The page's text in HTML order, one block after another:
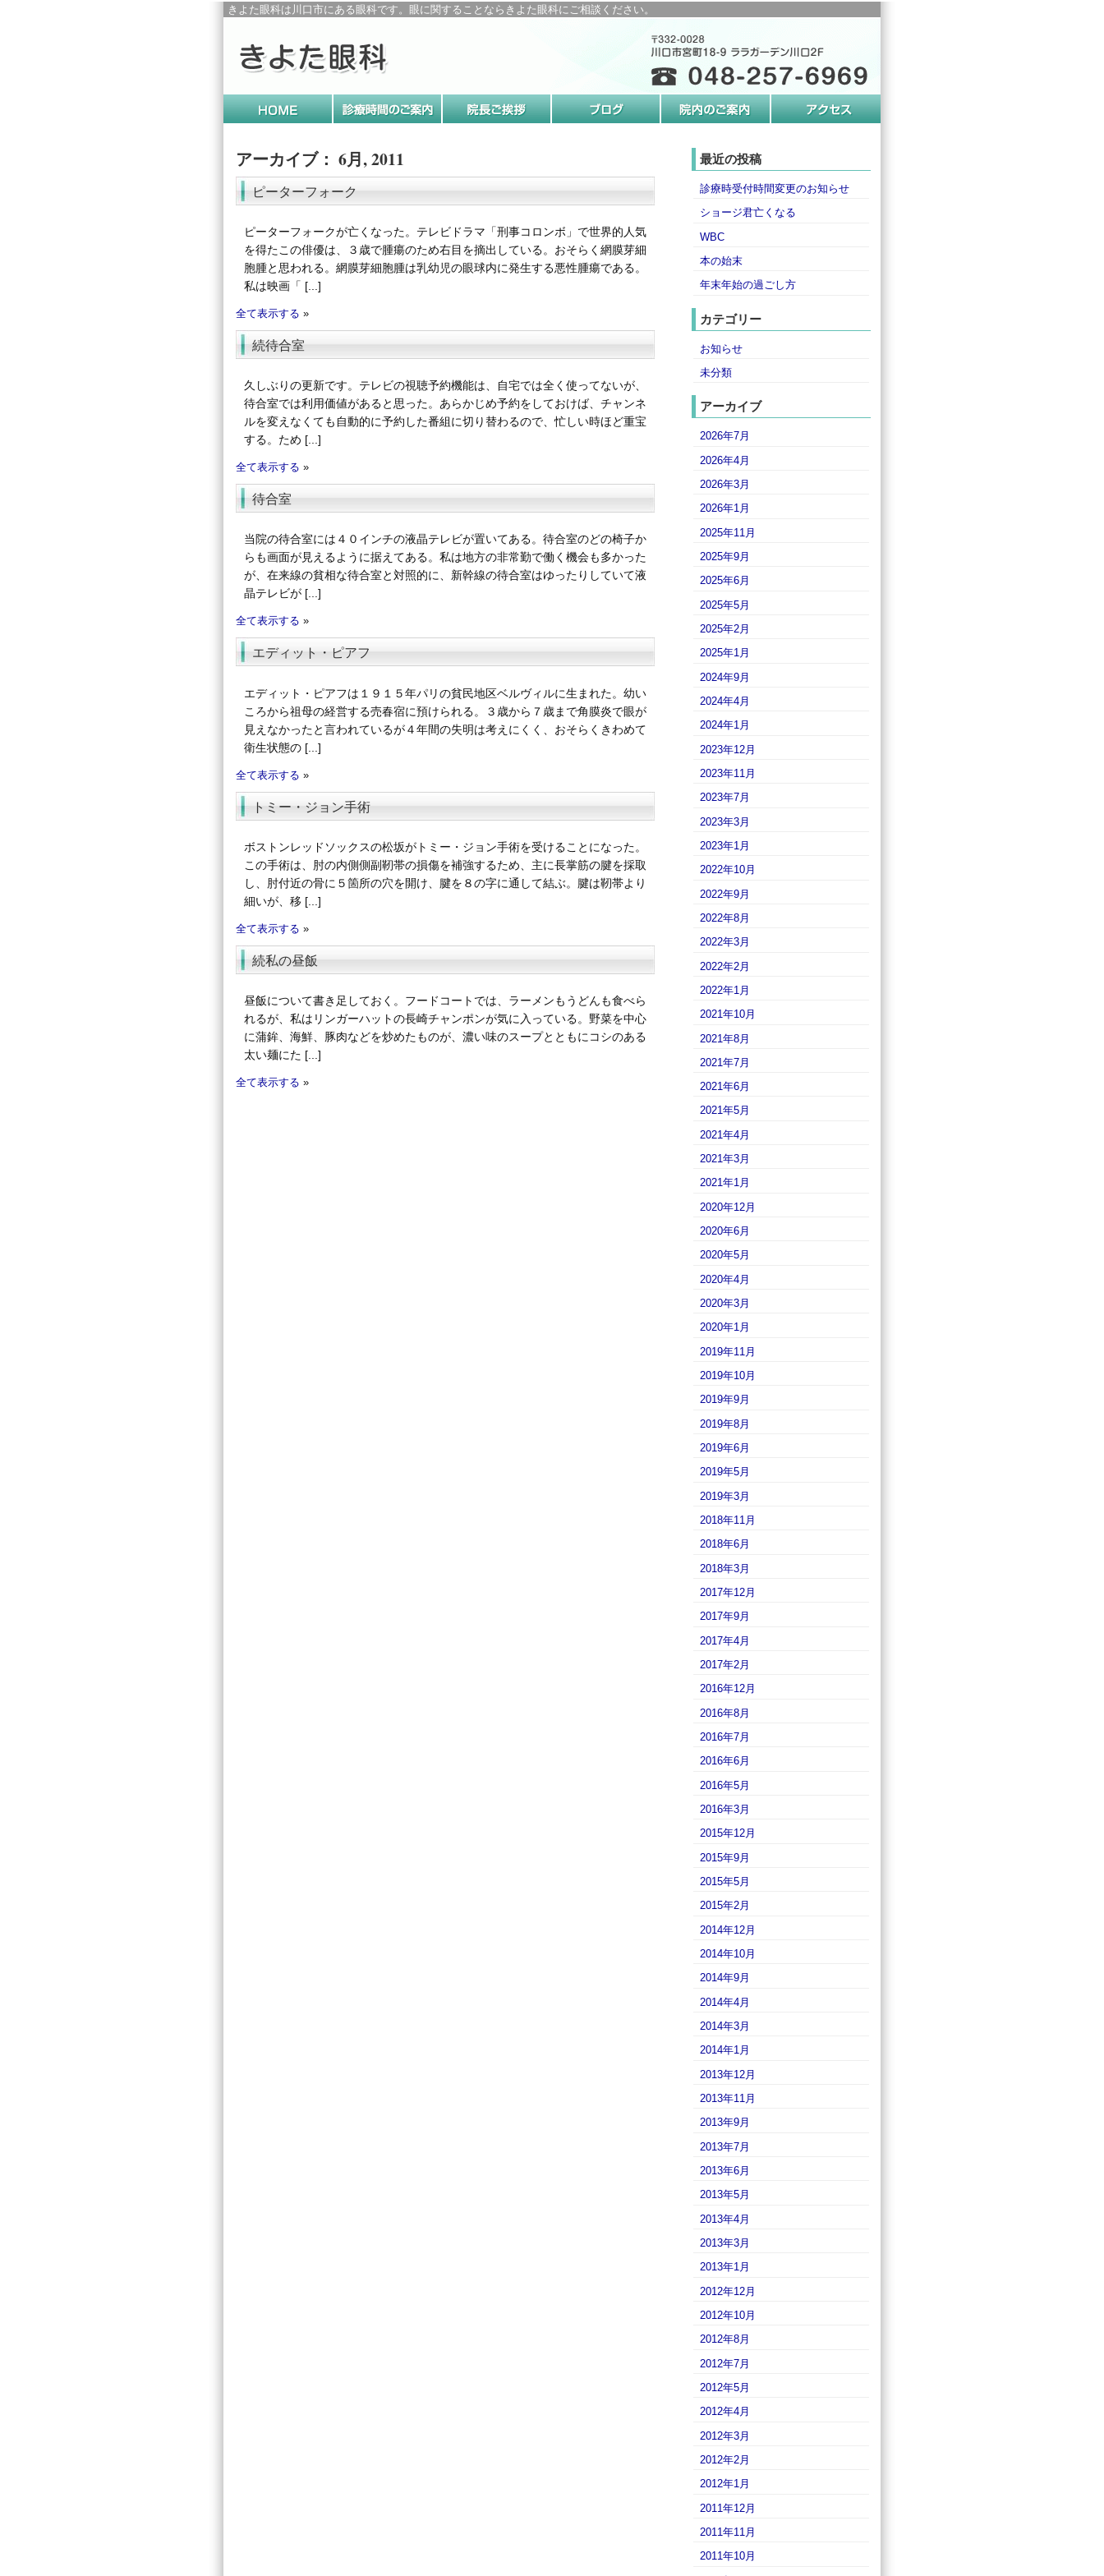
きよた眼科は川口市にある眼科です。眼に関することならきよた眼科にご相談ください。
アーカイブ： 6月, 2011
ピーターフォーク
ピーターフォークが亡くなった。テレビドラマ「刑事コロンボ」で世界的人気
を得たこの俳優は、３歳で腫瘍のため右目を摘出している。おそらく網膜芽細
胞腫と思われる。網膜芽細胞腫は乳幼児の眼球内に発生する悪性腫瘍である。
私は映画「 [...]
全て表示する »
続待合室
久しぶりの更新です。テレビの視聴予約機能は、自宅では全く使ってないが、
待合室では利用価値があると思った。あらかじめ予約をしておけば、チャンネ
ルを変えなくても自動的に予約した番組に切り替わるので、忙しい時ほど重宝
する。ため [...]
全て表示する »
待合室
当院の待合室には４０インチの液晶テレビが置いてある。待合室のどの椅子か
らも画面が見えるように据えてある。私は地方の非常勤で働く機会も多かった
が、在来線の貧相な待合室と対照的に、新幹線の待合室はゆったりしていて液
晶テレビが [...]
全て表示する »
エディット・ピアフ
エディット・ピアフは１９１５年パリの貧民地区ベルヴィルに生まれた。幼い
ころから祖母の経営する売春宿に預けられる。３歳から７歳まで角膜炎で眼が
見えなかったと言われているが４年間の失明は考えにくく、おそらくきわめて
衛生状態の [...]
全て表示する »
トミー・ジョン手術
ボストンレッドソックスの松坂がトミー・ジョン手術を受けることになった。
この手術は、肘の内側側副靭帯の損傷を補強するため、主に長掌筋の腱を採取
し、肘付近の骨に５箇所の穴を開け、腱を８の字に通して結ぶ。腱は靭帯より
細いが、移 [...]
全て表示する »
続私の昼飯
昼飯について書き足しておく。フードコートでは、ラーメンもうどんも食べら
れるが、私はリンガーハットの長崎チャンポンが気に入っている。野菜を中心
に蒲鉾、海鮮、豚肉などを炒めたものが、濃い味のスープとともにコシのある
太い麺にた [...]
全て表示する »
最近の投稿
診療時受付時間変更のお知らせ
ショージ君亡くなる
WBC
本の始末
年末年始の過ごし方
カテゴリー
お知らせ
未分類
アーカイブ
2026年7月
2026年4月
2026年3月
2026年1月
2025年11月
2025年9月
2025年6月
2025年5月
2025年2月
2025年1月
2024年9月
2024年4月
2024年1月
2023年12月
2023年11月
2023年7月
2023年3月
2023年1月
2022年10月
2022年9月
2022年8月
2022年3月
2022年2月
2022年1月
2021年10月
2021年8月
2021年7月
2021年6月
2021年5月
2021年4月
2021年3月
2021年1月
2020年12月
2020年6月
2020年5月
2020年4月
2020年3月
2020年1月
2019年11月
2019年10月
2019年9月
2019年8月
2019年6月
2019年5月
2019年3月
2018年11月
2018年6月
2018年3月
2017年12月
2017年9月
2017年4月
2017年2月
2016年12月
2016年8月
2016年7月
2016年6月
2016年5月
2016年3月
2015年12月
2015年9月
2015年5月
2015年2月
2014年12月
2014年10月
2014年9月
2014年4月
2014年3月
2014年1月
2013年12月
2013年11月
2013年9月
2013年7月
2013年6月
2013年5月
2013年4月
2013年3月
2013年1月
2012年12月
2012年10月
2012年8月
2012年7月
2012年5月
2012年4月
2012年3月
2012年2月
2012年1月
2011年12月
2011年11月
2011年10月